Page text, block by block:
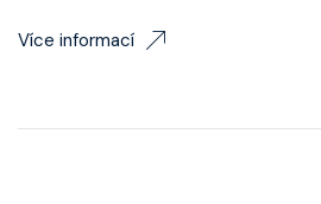
Více informací